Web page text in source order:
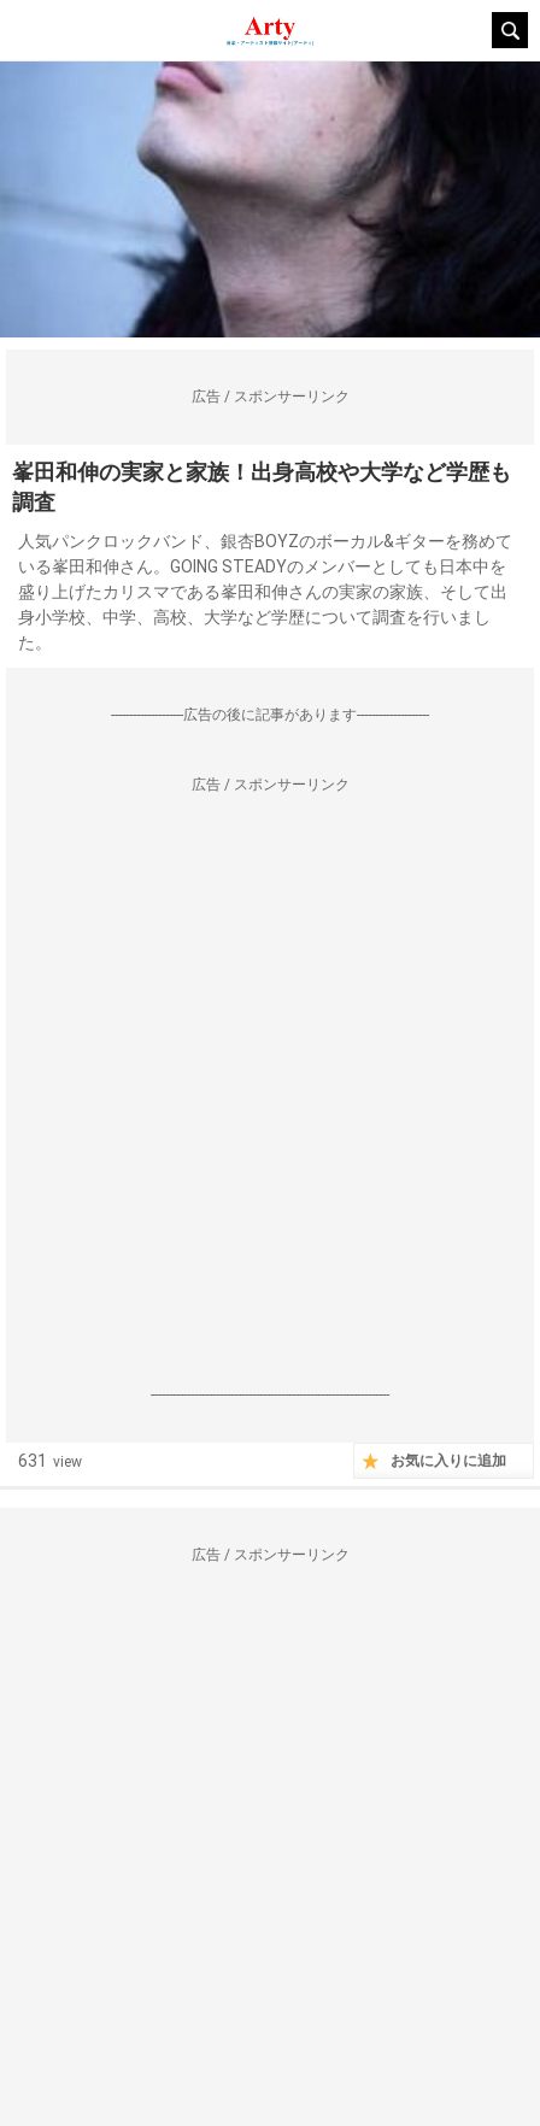
広告 / スポンサーリンク
峯田和伸の実家と家族！出身高校や大学など学歴も
調査
人気パンクロックバンド、銀杏BOYZのボーカル&ギターを務めて
いる峯田和伸さん。GOING STEADYのメンバーとしても日本中を
盛り上げたカリスマである峯田和伸さんの実家の家族、そして出
身小学校、中学、高校、大学など学歴について調査を行いまし
た。
--------------------広告の後に記事があります--------------------
広告 / スポンサーリンク
------------------------------------------------------------------
631 view お気に入りに追加
広告 / スポンサーリンク